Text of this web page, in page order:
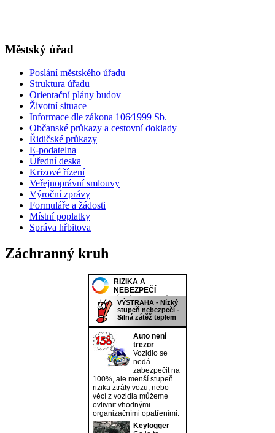
Městský úřad
Poslání městského úřadu
Struktura úřadu
Orientační plány budov
Životní situace
Informace dle zákona 106⁄1999 Sb.
Občanské průkazy a cestovní doklady
Řidičské průkazy
E-podatelna
Úřední deska
Krizové řízení
Veřejnoprávní smlouvy
Výroční zprávy
Formuláře a žádosti
Místní poplatky
Správa hřbitova
Záchranný kruh